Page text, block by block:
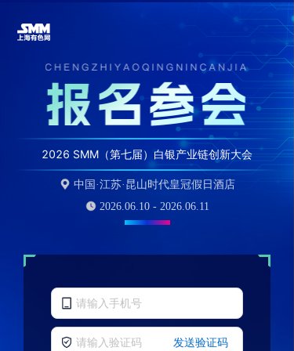
2026 SMM（第七届）白银产业链创新大会
中国·江苏·昆山时代皇冠假日酒店
2026.06.10 - 2026.06.11
发送验证码